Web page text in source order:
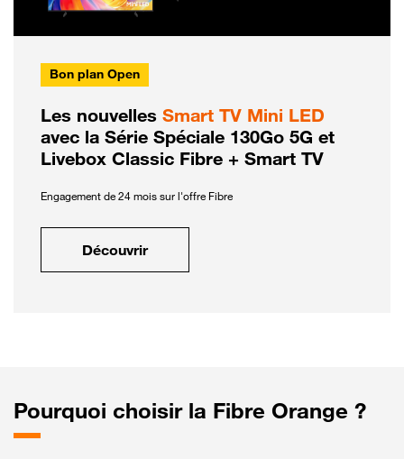
Bon plan Open
Les nouvelles Smart TV Mini LED
avec la Série Spéciale 130Go 5G et
Livebox Classic Fibre + Smart TV
Engagement de 24 mois sur l'offre Fibre
Découvrir
Pourquoi choisir la Fibre Orange ?